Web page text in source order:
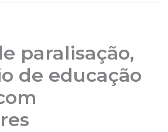
paralisação,
de educação